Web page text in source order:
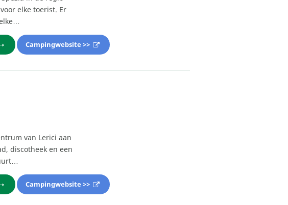
elke toerist. Er
Campingwebsite >>
van Lerici aan
discotheek en een
Campingwebsite >>